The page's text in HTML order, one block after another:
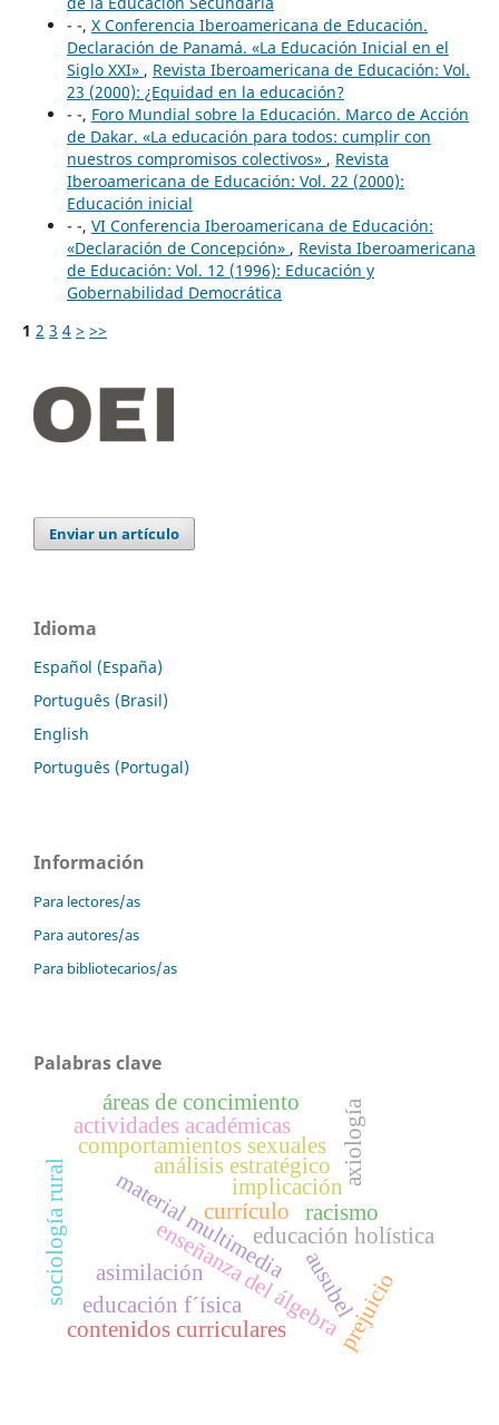
- -, X Conferencia Iberoamericana de Educación.
Declaración de Panamá. «La Educación Inicial en el
Siglo XXI» , Revista Iberoamericana de Educación: Vol.
23 (2000): ¿Equidad en la educación?
- -, Foro Mundial sobre la Educación. Marco de Acción
de Dakar. «La educación para todos: cumplir con
nuestros compromisos colectivos» , Revista
Iberoamericana de Educación: Vol. 22 (2000):
Educación inicial
- -, VI Conferencia Iberoamericana de Educación:
«Declaración de Concepción» , Revista Iberoamericana
de Educación: Vol. 12 (1996): Educación y
Gobernabilidad Democrática
1 2 3 4 > >>
Enviar un artículo
Idioma
Español (España)
Português (Brasil)
English
Português (Portugal)
Información
Para lectores/as
Para autores/as
Para bibliotecarios/as
Palabras clave
currículo
implicaciónaxiología
material multimedia
enseñanza del álgebra
comportamientos sexuales
educación holística
análisis estratégico
actividades académicas
contenidos curriculares
áreas de concimiento
educación f´ísica
asimilación
racismo
prejuicio
ausubel
sociología rural